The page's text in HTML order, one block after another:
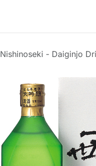
Nishinoseki - Daiginjo